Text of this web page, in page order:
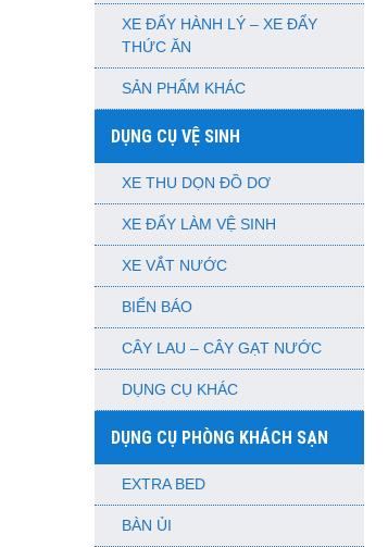
XE ĐẨY HÀNH LÝ – XE ĐẨY
THỨC ĂN
SẢN PHẨM KHÁC
DỤNG CỤ VỆ SINH
XE THU DỌN ĐỒ DƠ
XE ĐẨY LÀM VỆ SINH
XE VẮT NƯỚC
BIỂN BÁO
CÂY LAU – CÂY GẠT NƯỚC
DỤNG CỤ KHÁC
DỤNG CỤ PHÒNG KHÁCH SẠN
EXTRA BED
BÀN ỦI